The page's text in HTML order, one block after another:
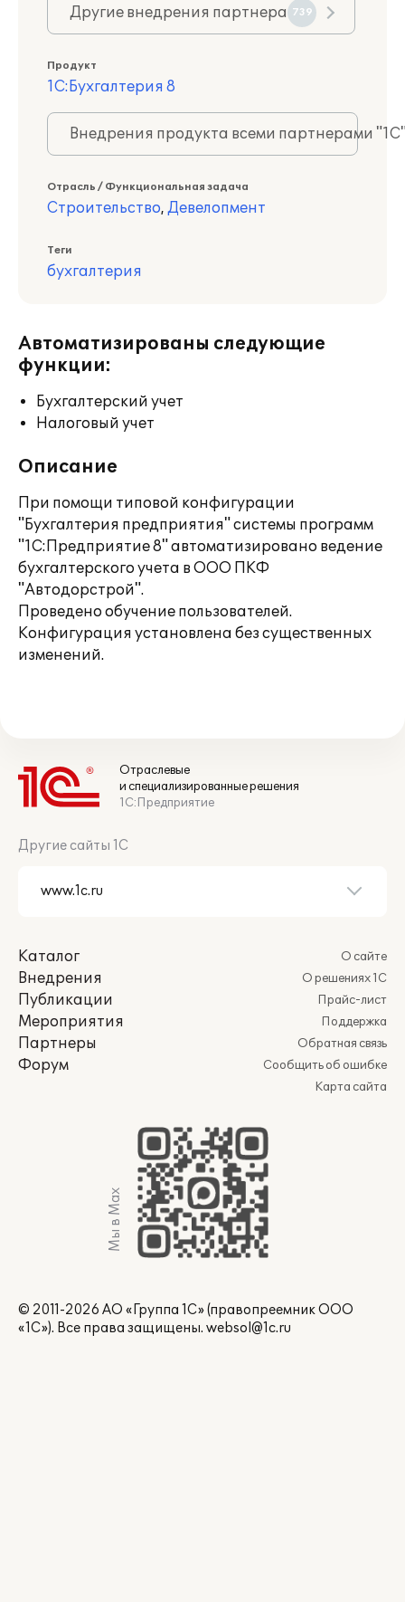
Другие внедрения партнера 739
Продукт
1С:Бухгалтерия 8
Внедрения продукта всеми партнерами
Отрасль / Функциональная задача
Строительство, Девелопмент
Теги
бухгалтерия
Автоматизированы следующие
функции:
Бухгалтерский учет
Налоговый учет
Описание
При помощи типовой конфигурации
"Бухгалтерия предприятия" системы программ
"1С:Предприятие 8" автоматизировано ведение
бухгалтерского учета в ООО ПКФ
"Автодорстрой".
Проведено обучение пользователей.
Конфигурация установлена без существенных
изменений.
Отраслевые
и специализированные решения
1С:Предприятие
Другие сайты 1С
Каталог
Внедрения
Публикации
Мероприятия
Партнеры
Форум
О сайте
О решениях 1С
Прайс-лист
Поддержка
Обратная связь
Сообщить об ошибке
Карта сайта
Мы в Max
© 2011-2026 АО «Группа 1С» (правопреемник ООО
«1С»). Все права защищены. websol@1c.ru